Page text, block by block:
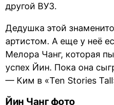
другой ВУЗ.
Дедушка этой
артистом. А еще у неё
Мелора Чанг, которая
успех Йин. Пока она
— Ким в «Ten Stories
Йин Чанг фото